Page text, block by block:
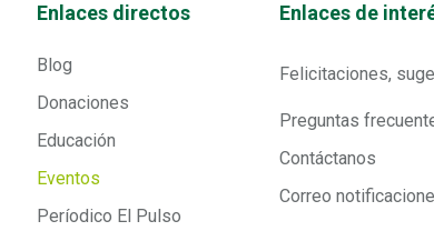
Enlaces directos
Blog
Donaciones
Educación
Eventos
Períodico El Pulso
Enlaces de
Felicitaciones,
Preguntas
Contáctanos
Correo